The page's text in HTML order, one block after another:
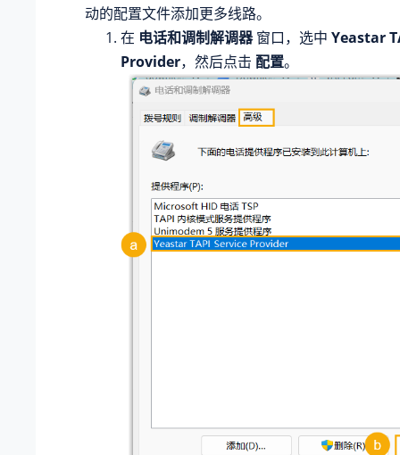
动的配置文件添加更多线路。
在 电话和调制解调器窗口，选中 Yeastar
Provider，然后点击 配置。